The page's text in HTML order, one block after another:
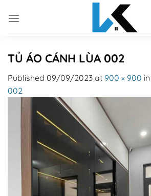
TỦ ÁO CÁNH LÙA 002
Published 09/09/2023 at 900 × 900 in
002